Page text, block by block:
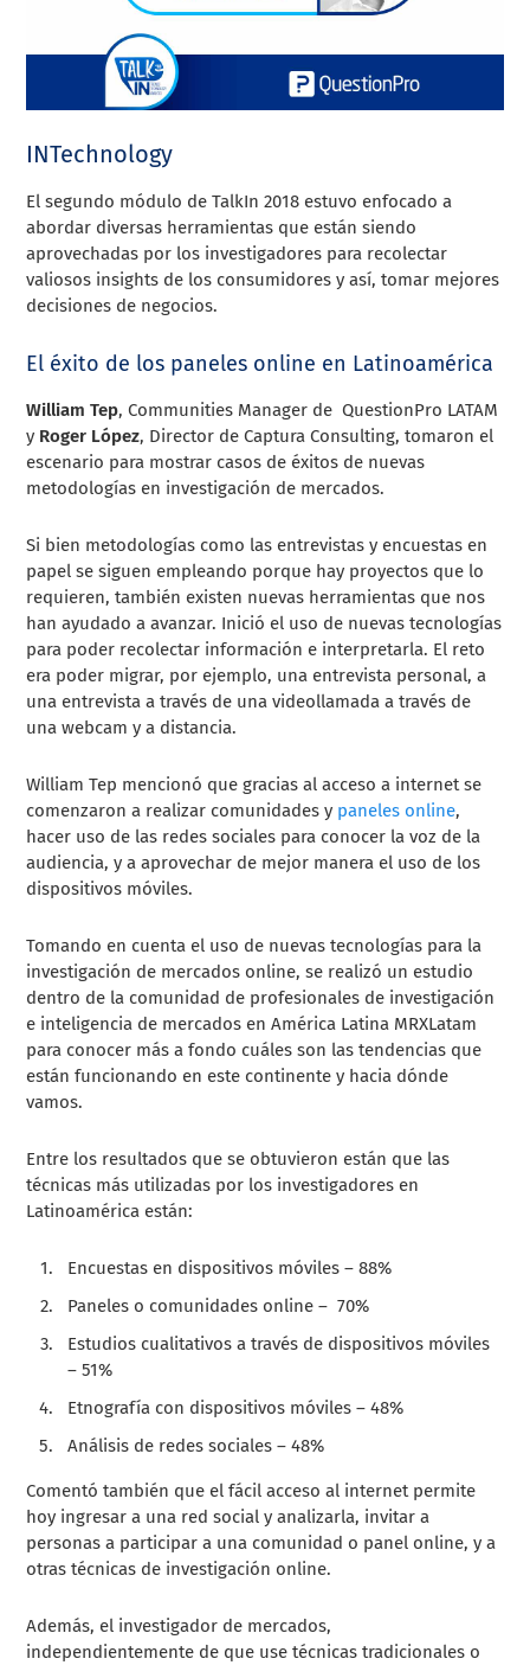
INTechnology
El segundo módulo de TalkIn 2018 estuvo enfocado a
abordar diversas herramientas que están siendo
aprovechadas por los investigadores para recolectar
valiosos insights de los consumidores y así, tomar mejores
decisiones de negocios.
El éxito de los paneles online en Latinoamérica
William Tep, Communities Manager de QuestionPro LATAM
y Roger López, Director de Captura Consulting, tomaron el
escenario para mostrar casos de éxitos de nuevas
metodologías en investigación de mercados.
Si bien metodologías como las entrevistas y encuestas en
papel se siguen empleando porque hay proyectos que lo
requieren, también existen nuevas herramientas que nos
han ayudado a avanzar. Inició el uso de nuevas tecnologías
para poder recolectar información e interpretarla. El reto
era poder migrar, por ejemplo, una entrevista personal, a
una entrevista a través de una videollamada a través de
una webcam y a distancia.
William Tep mencionó que gracias al acceso a internet se
comenzaron a realizar comunidades y paneles online,
hacer uso de las redes sociales para conocer la voz de la
audiencia, y a aprovechar de mejor manera el uso de los
dispositivos móviles.
Tomando en cuenta el uso de nuevas tecnologías para la
investigación de mercados online, se realizó un estudio
dentro de la comunidad de profesionales de investigación
e inteligencia de mercados en América Latina MRXLatam
para conocer más a fondo cuáles son las tendencias que
están funcionando en este continente y hacia dónde
vamos.
Entre los resultados que se obtuvieron están que las
técnicas más utilizadas por los investigadores en
Latinoamérica están:
Encuestas en dispositivos móviles – 88%
Paneles o comunidades online – 70%
Estudios cualitativos a través de dispositivos móviles
– 51%
Etnografía con dispositivos móviles – 48%
Análisis de redes sociales – 48%
Comentó también que el fácil acceso al internet permite
hoy ingresar a una red social y analizarla, invitar a
personas a participar a una comunidad o panel online, y a
otras técnicas de investigación online.
Además, el investigador de mercados,
independientemente de que use técnicas tradicionales o